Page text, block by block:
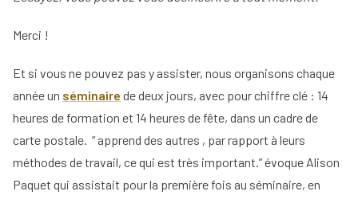
tous
conseils
Devenir
Comment
devenir
immobilier
Le
net
Nos
guide
de
l'IA
Les métiers
de
l'immobilier
Merci !
Et si vous ne pouvez pas y assister, nous organisons chaque
année un séminaire de deux jours, avec pour chiffre clé : 14
heures de formation et 14 heures de fête, dans un cadre de
carte postale. “ apprend des autres , par rapport à leurs
méthodes de travail, ce qui est très important.” évoque Alison
Paquet qui assistait pour la première fois au séminaire, en